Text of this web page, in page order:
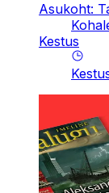
Asukoht:
Kestus